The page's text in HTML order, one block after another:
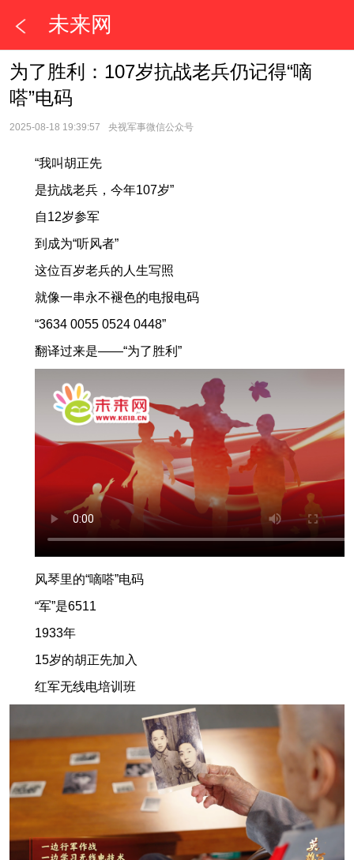
未来网
为了胜利：107岁抗战老兵仍记得“嘀
嗒”电码
2025-08-18 19:39:57 央视军事微信公众号
“我叫胡正先
是抗战老兵，今年107岁”
自12岁参军
到成为“听风者”
这位百岁老兵的人生写照
就像一串永不褪色的电报电码
“3634 0055 0524 0448”
翻译过来是——“为了胜利”
风琴里的“嘀嗒”电码
“军”是6511
1933年
15岁的胡正先加入
红军无线电培训班